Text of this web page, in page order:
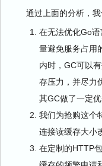
通过上面的分析，我
在无法优化Go语
量避免服务占用
内时，GC可以
存压力，并尽力
其GC做了一定优
我们为抢购这个
连接读缓存大小
在定制的HTTP